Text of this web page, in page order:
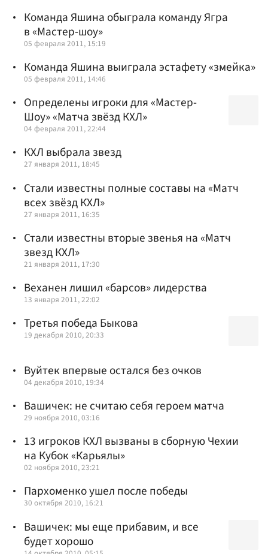
Команда Яшина обыграла команду Ягра
в «Мастер-шоу»
05 февраля 2011, 15:19
Команда Яшина выиграла эстафету «змейка»
05 февраля 2011, 14:46
Определены игроки для «Мастер-
Шоу» «Матча звёзд КХЛ»
04 февраля 2011, 22:44
КХЛ выбрала звезд
27 января 2011, 18:45
Стали известны полные составы на «Матч
всех звёзд КХЛ»
27 января 2011, 16:35
Стали известны вторые звенья на «Матч
звезд КХЛ»
21 января 2011, 17:30
Веханен лишил «барсов» лидерства
13 января 2011, 22:02
Третья победа Быкова
19 декабря 2010, 20:33
Вуйтек впервые остался без очков
04 декабря 2010, 19:34
Вашичек: не считаю себя героем матча
29 ноября 2010, 03:16
13 игроков КХЛ вызваны в сборную Чехии
на Кубок «Карьялы»
02 ноября 2010, 23:21
Пархоменко ушел после победы
30 октября 2010, 16:21
Вашичек: мы еще прибавим, и все
будет хорошо